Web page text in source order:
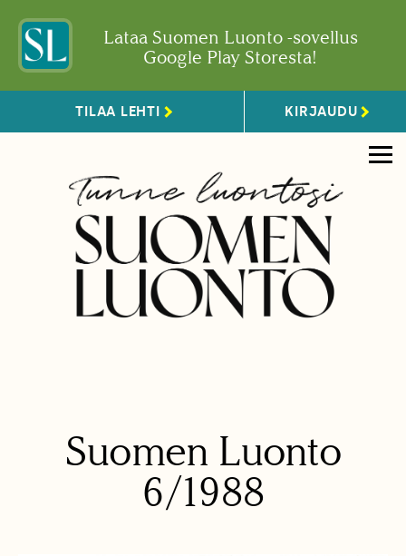
Lataa Suomen Luonto -sovellus
Google Play Storesta!
TILAA LEHTI KIRJAUDU
Suomen Luonto
6/1988